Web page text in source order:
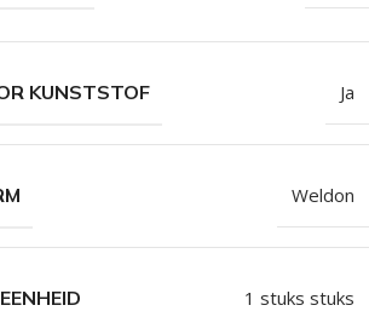
KUNSTSTOF Ja
Weldon
1 stuks stuks